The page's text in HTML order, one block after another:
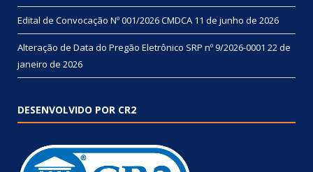
Edital de Convocação Nº 001/2026 CMDCA 11 de junho de 2026
Alteração de Data do Pregão Eletrônico SRP nº 9/2026-0001 22 de
janeiro de 2026
DESENVOLVIDO POR CR2